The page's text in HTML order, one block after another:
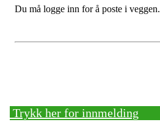
Du må logge inn for å poste i veggen.
Trykk her for innmelding